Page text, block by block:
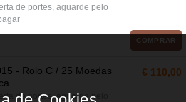
de portes, aguarde pelo
COMPRAR
- Rolo C / 25 Moedas
de portes, aguarde pelo
€ 110,00